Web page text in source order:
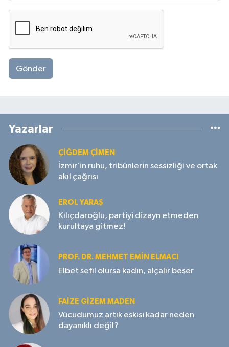
Gönder
Yazarlar
ÇIĞDEM ÇIMEN
İzmir’in ruhu, tribünlerin sessizliği ve ortak
akıl çağrısı
EROL YARAŞ
Kılıçdaroğlu, partiyi dizayn etmeden
kurultaya gitmez!
PROF. DR. MEHMET EMIN ELMACI
Elbet sefil olursa kadın, alçalır beşer
FAIZE GIZEM MADEN
Vücudumuz artık eskisi kadar neden
dayanıklı değil?